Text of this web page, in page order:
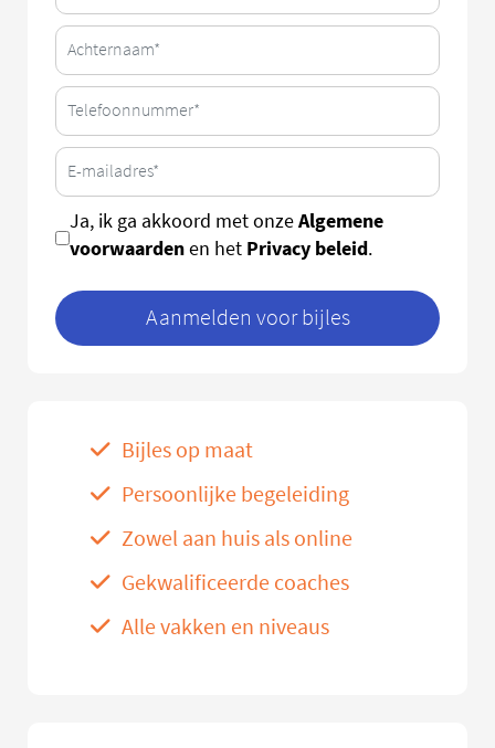
Ja, ik ga akkoord met onzeAlgemene
voorwaardenen het Privacy beleid.
Aanmelden voor bijles
Bijles op maat
Persoonlijke begeleiding
Zowel aan huis als online
Gekwalificeerde coaches
Alle vakken en niveaus